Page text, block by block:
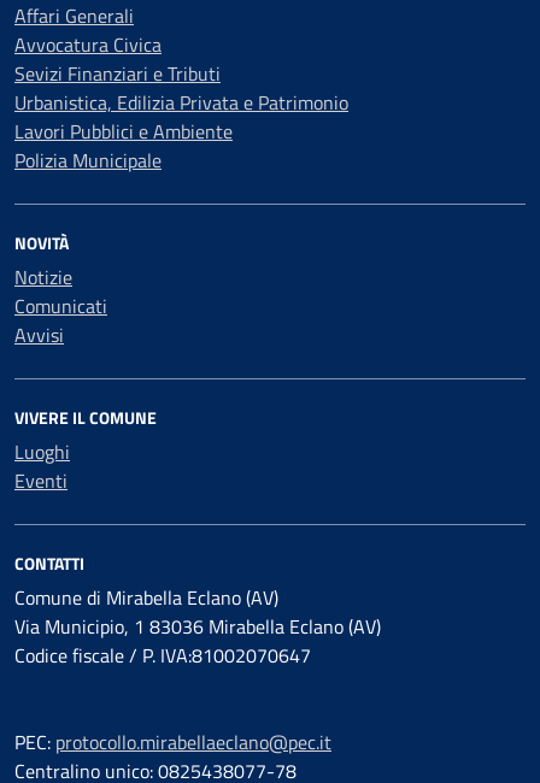
Affari Generali
Avvocatura Civica
Sevizi Finanziari e Tributi
Urbanistica, Edilizia Privata e Patrimonio
Lavori Pubblici e Ambiente
Polizia Municipale
NOVITÀ
Notizie
Comunicati
Avvisi
VIVERE IL COMUNE
Luoghi
Eventi
CONTATTI
Comune di Mirabella Eclano (AV)
Via Municipio, 1 83036 Mirabella Eclano (AV)
Codice fiscale / P. IVA:81002070647
PEC: protocollo.mirabellaeclano@pec.it
Centralino unico: 0825438077-78